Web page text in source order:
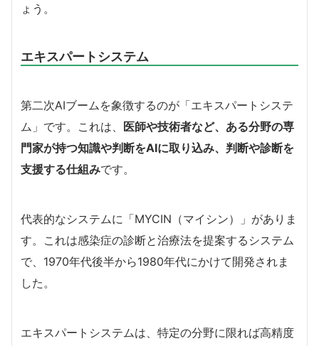
ょう。
エキスパートシステム
第二次AIブームを象徴するのが「エキスパートシステ
ム」です。これは、 医師や技術者など、ある分野の専
門家が持つ知識や判断をAIに取り込み、判断や診断を
支援する仕組みです。
代表的なシステムに「MYCIN（マイシン）」がありま
す。これは感染症の診断と治療法を提案するシステム
で、1970年代後半から1980年代にかけて開発されま
した。
エキスパートシステムは、特定の分野に限れば高精度